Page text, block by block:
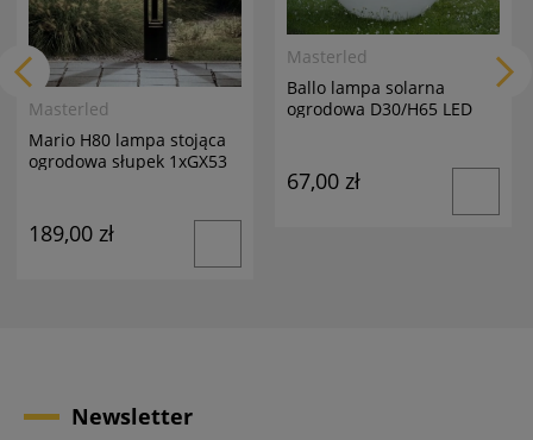
Masterled
Mario H80 lampa stojąca
ogrodowa słupek 1xGX53
189,00 zł
Masterled
Ballo lampa solarna
ogrodowa D30/H65 LED
67,00 zł
Newsletter